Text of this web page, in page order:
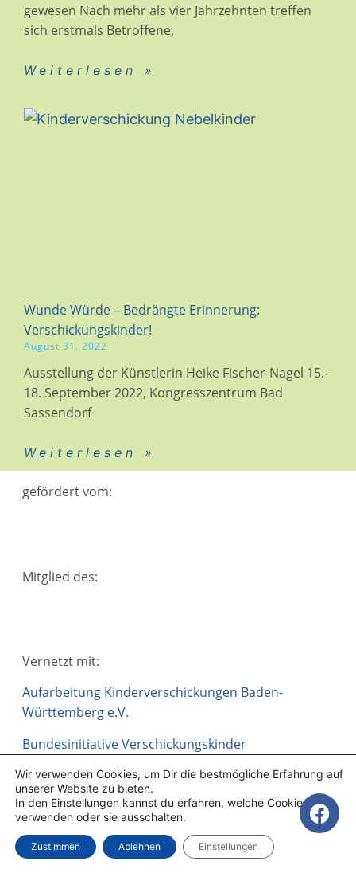
gewesen Nach mehr als vier Jahrzehnten treffen
sich erstmals Betroffene,
Weiterlesen »
Wunde Würde – Bedrängte Erinnerung:
Verschickungskinder!
August 31, 2022
Ausstellung der Künstlerin Heike Fischer-Nagel 15.-
18. September 2022, Kongresszentrum Bad
Sassendorf
Weiterlesen »
gefördert vom:
Mitglied des:
Vernetzt mit:
Aufarbeitung Kinderverschickungen Baden-
Württemberg e.V.
Bundesinitiative Verschickungskinder
Wir verwenden Cookies, um Dir die bestmögliche Erfahrung auf
unserer Website zu bieten.
In den Einstellungen kannst du erfahren, welche Cookies wir
verwenden oder sie ausschalten.
Zustimmen Ablehnen Einstellungen